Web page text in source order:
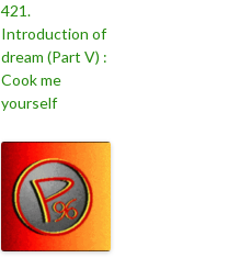
421.
Introduction of
dream (Part V) :
Cook me
yourself